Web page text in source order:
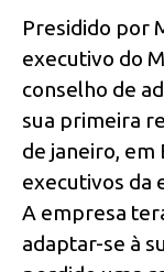
Presidido por
executivo do
conselho de
sua primeira
de janeiro, em
executivos da
A empresa
adaptar-se à